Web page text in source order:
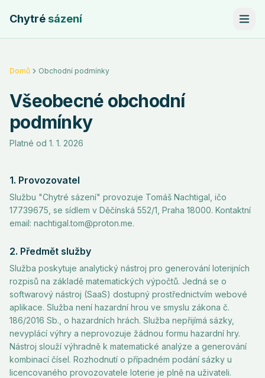
Chytrésázení
Domů Obchodní podmínky
Všeobecné obchodní
podmínky
Platné od 1. 1. 2026
1. Provozovatel
Službu "Chytré sázení" provozuje Tomáš Nachtigal, ičo
17739675, se sídlem v Děčínská 552/1, Praha 18000. Kontaktní
email: nachtigal.tom@proton.me.
2. Předmět služby
Služba poskytuje analytický nástroj pro generování loterijních
rozpisů na základě matematických výpočtů. Jedná se o
softwarový nástroj (SaaS) dostupný prostřednictvím webové
aplikace. Služba není hazardní hrou ve smyslu zákona č.
186/2016 Sb., o hazardních hrách. Služba nepřijímá sázky,
nevyplácí výhry a neprovozuje žádnou formu hazardní hry.
Nástroj slouží výhradně k matematické analýze a generování
kombinací čísel. Rozhodnutí o případném podání sázky u
licencovaného provozovatele loterie je plně na uživateli.